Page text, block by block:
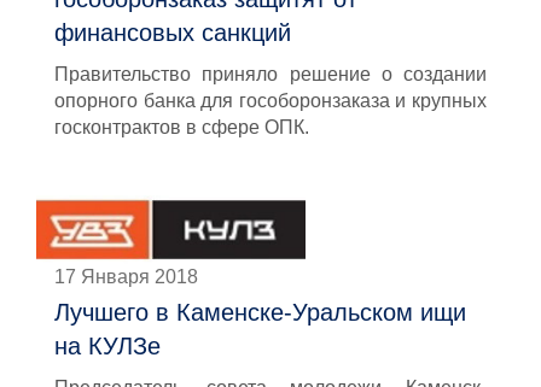
финансовых санкций
Правительство приняло решение о создании
опорного банка для гособоронзаказа и крупных
госконтрактов в сфере ОПК.
17 Января 2018
Лучшего в Каменске-Уральском ищи
на КУЛЗе